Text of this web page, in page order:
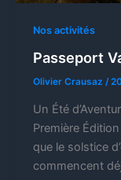
Nos activités
Passeport
Olivier Crausaz /
Un Été
Première
que le solstice
commencent